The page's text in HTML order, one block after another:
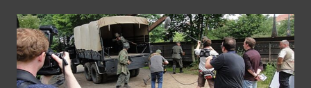
Inhalt
springen